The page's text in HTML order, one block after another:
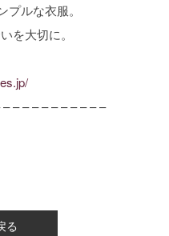
プルな衣服。
を大切に。
– – – – – – – – – –
る